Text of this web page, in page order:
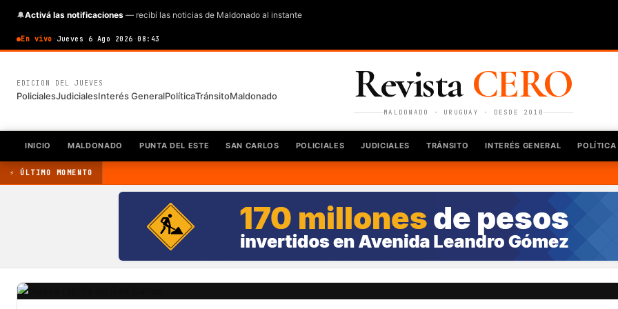
🔔Activá las notificaciones — recibí las noticias de Maldonado al instante
En vivo · Jueves 6 Ago 2026 ·08:43
EDICION DEL JUEVES
PolicialesJudicialesInterés GeneralPolíticaTránsitoMaldonado RevistaCERO
MALDONADO · URUGUAY · DESDE 2010
INICIO MALDONADO PUNTA DEL ESTE SAN CARLOS POLICIALES JUDICIALES TRÁNSITO INTERÉS GENERAL POLÍTICA
⚡ ÚLTIMO MOMENTO